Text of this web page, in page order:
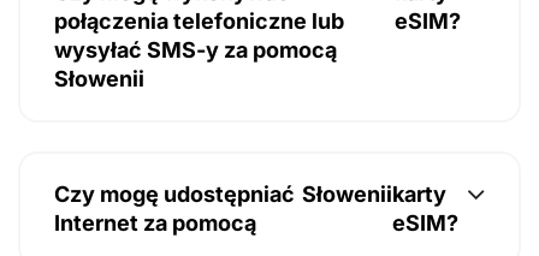
połączenia telefoniczne lub
wysyłać SMS-y za pomocą
Słowenii
eSIM?
Czy mogę udostępniać
Internet za pomocą
Słoweniikarty
eSIM?